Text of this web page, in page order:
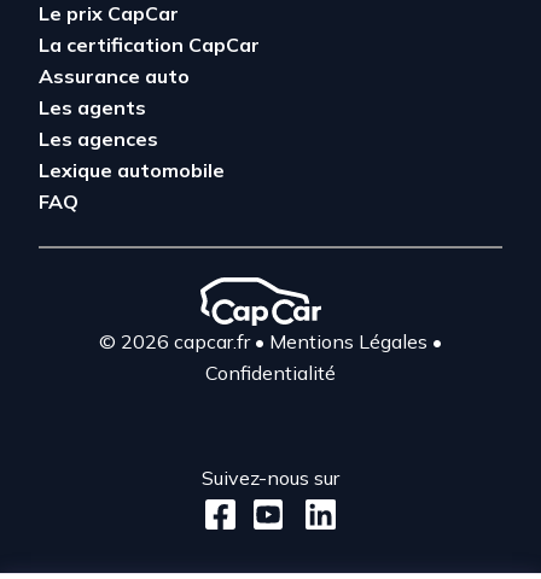
Le prix CapCar
La certification CapCar
Assurance auto
Les agents
Les agences
Lexique automobile
FAQ
© 2026 capcar.fr• Mentions Légales •
Confidentialité
Suivez-nous sur